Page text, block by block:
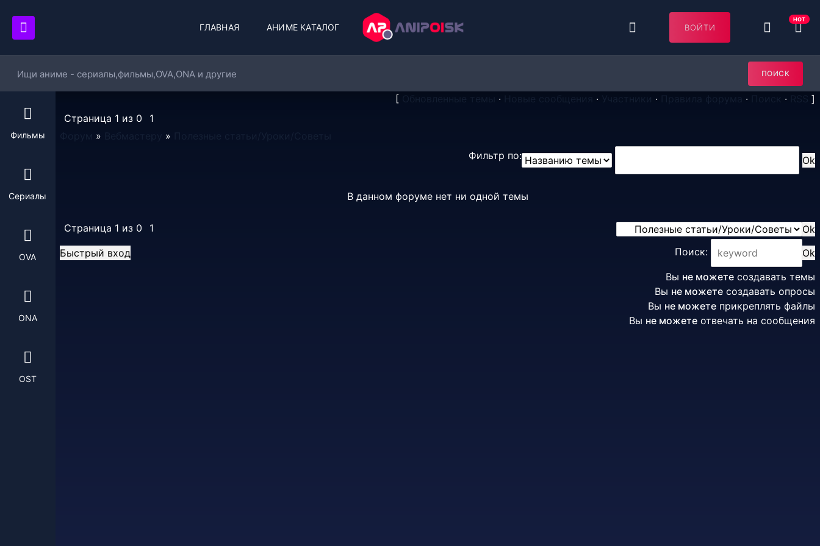
ГЛАВНАЯ АНИМЕ КАТАЛОГ ВОЙТИ
Запомнить меня
Нет аккаунта? Регистрация
Забыли пароль?
Войти через:
HOT
ПОИСК
[ Обновленные темы · Новые сообщения · Участники · Правила форума · Поиск · RSS ]
Страница 1 из 0
1
» »
Фильтр по:
В данном форуме нет ни одной темы
Страница 1 из 0
1
Поиск:
Вы не можете создавать темы
Вы не можете создавать опросы
Вы не можете прикреплять файлы
Вы не можете отвечать на сообщения
Фильмы
Сериалы
OVA
ONA
OST